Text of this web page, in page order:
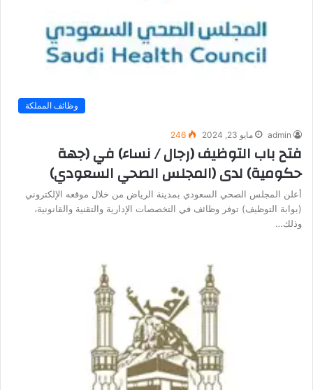
وظائف المملكة
admin مايو 23, 2024 246
فتح باب التوظيف (رجال / نساء) في (جهة
حكومية) لدى (المجلس الصحي السعودي)
أعلن المجلس الصحي السعودي بمدينة الرياض من خلال موقعه الإلكتروني
(بوابة التوظيف) توفر وظائف في التخصصات الإدارية والتقنية والقانونية،
وذلك…